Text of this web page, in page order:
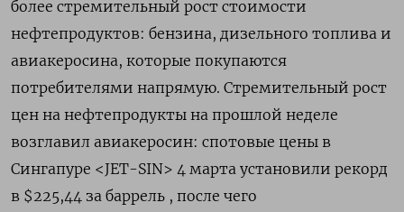
более стремительный рост стоимости
нефтепродуктов: бензина, дизельного топлива и
авиакеросина, которые покупаются
потребителями напрямую. Стремительный рост
цен на нефтепродукты на прошлой неделе
возглавил авиакеросин: спотовые цены в
Сингапуре <JET-SIN> 4 марта установили рекорд
в $225,44 за баррель , после чего